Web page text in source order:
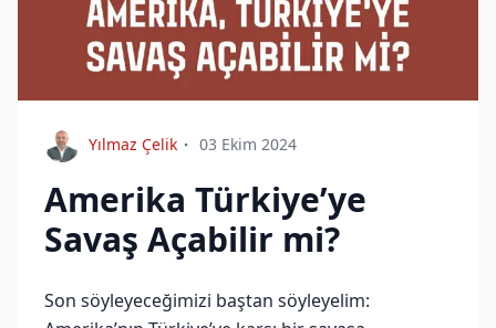
Yılmaz Çelik 03 Ekim 2024
Amerika Türkiye’ye
Savaş Açabilir mi?
Son söyleyeceğimizi baştan söyleyelim: